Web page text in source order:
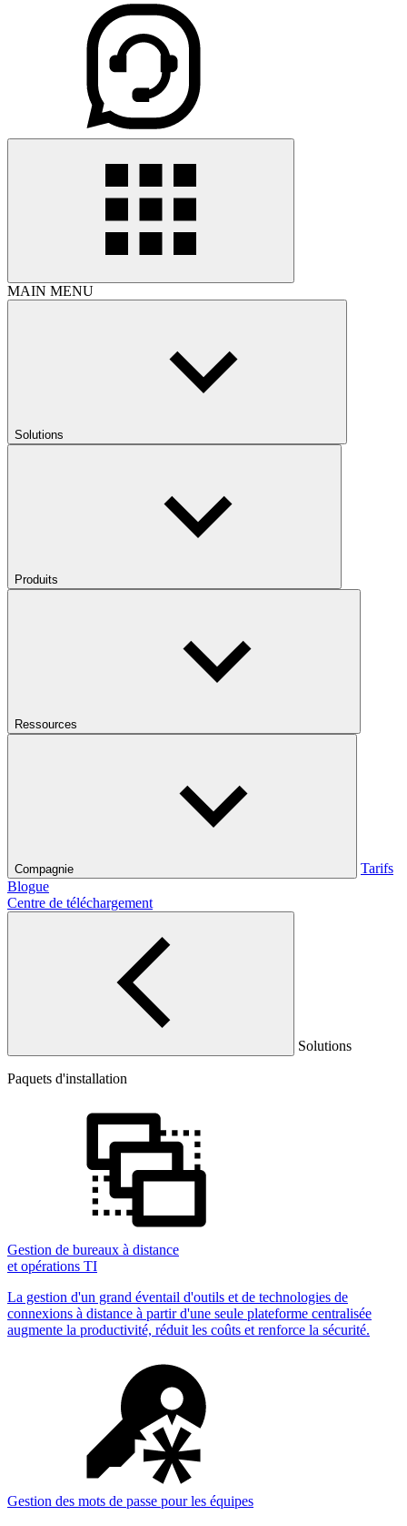
MAIN MENU
Solutions
Produits
Ressources
Compagnie
Tarifs
Blogue
Centre de téléchargement
Solutions
Paquets d'installation
Gestion de bureaux à distance
et opérations TI
La gestion d'un grand éventail d'outils et de technologies de
connexions à distance à partir d'une seule plateforme centralisée
augmente la productivité, réduit les coûts et renforce la sécurité.
Gestion des mots de passe pour les équipes